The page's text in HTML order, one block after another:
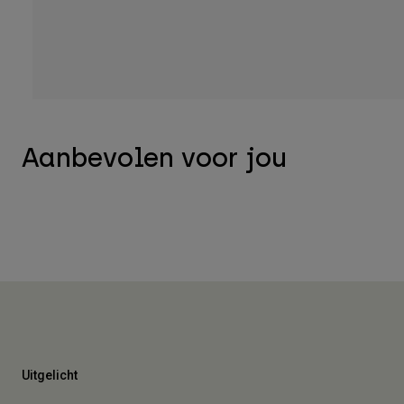
Aanbevolen voor jou
Uitgelicht